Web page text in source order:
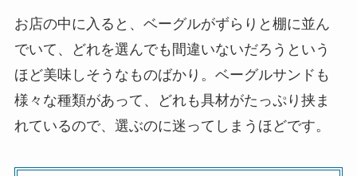
お店の中に入ると、ベーグルがずらりと棚に並ん
でいて、どれを選んでも間違いないだろうという
ほど美味しそうなものばかり。ベーグルサンドも
様々な種類があって、どれも具材がたっぷり挟ま
れているので、選ぶのに迷ってしまうほどです。